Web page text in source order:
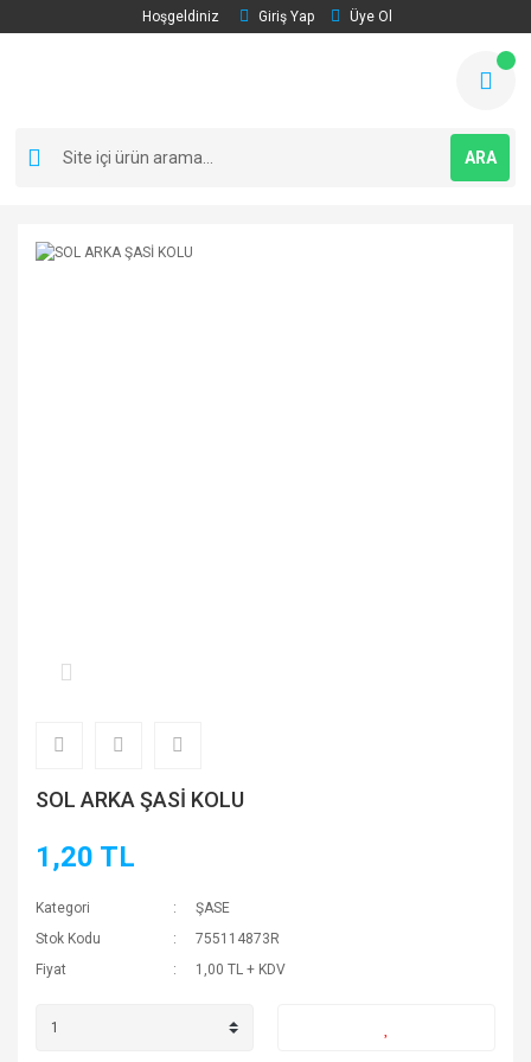
Hoşgeldiniz Giriş Yap Üye Ol
ARA
SOL ARKA ŞASİ KOLU
1,20 TL
Kategori
ŞASE
Stok Kodu
755114873R
Fiyat
1,00 TL + KDV